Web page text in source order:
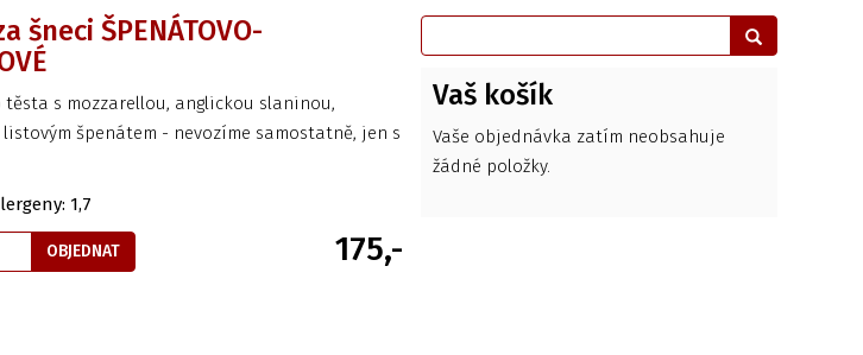
šneci ŠPENÁTOVO-
těsta s mozzarellou, anglickou slaninou,
listovým špenátem - nevozíme samostatně, jen s
1,7
OBJEDNAT 175,-
Vaš košík
Vaše objednávka zatím neobsahuje
žádné položky.